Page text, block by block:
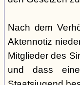
Nach dem
Aktennotiz
Mitglieder des
und dass